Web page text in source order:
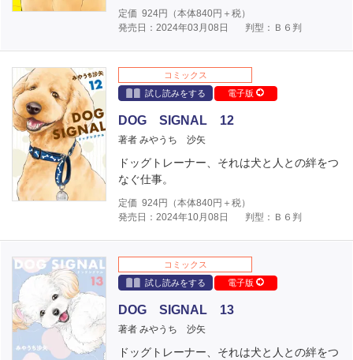
定価 924円（本体840円＋税）
発売日：2024年03月08日
判型：Ｂ６判
コミックス
試し読みをする
電子版
DOG SIGNAL 12
著者 みやうち 沙矢
ドッグトレーナー、それは犬と人との絆をつ
なぐ仕事。
定価 924円（本体840円＋税）
発売日：2024年10月08日
判型：Ｂ６判
コミックス
試し読みをする
電子版
DOG SIGNAL 13
著者 みやうち 沙矢
ドッグトレーナー、それは犬と人との絆をつ